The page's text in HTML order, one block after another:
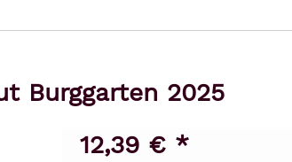
Burggarten 2025
12,39 € *